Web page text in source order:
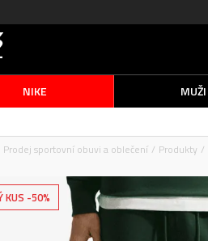
NIKE MUŽI
Prodej sportovní obuvi a oblečení
Produkty
KUS -50%